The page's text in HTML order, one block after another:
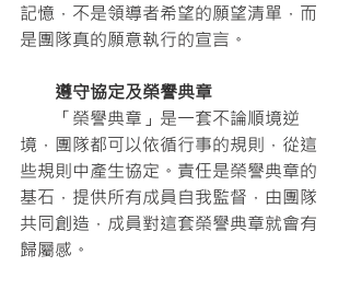
記憶，不是領導者希望的願望清單，而
是團隊真的願意執行的宣言。
遵守協定及榮譽典章
「榮譽典章」是一套不論順境逆
境，團隊都可以依循行事的規則，從這
些規則中產生協定。責任是榮譽典章的
基石，提供所有成員自我監督，由團隊
共同創造，成員對這套榮譽典章就會有
歸屬感。